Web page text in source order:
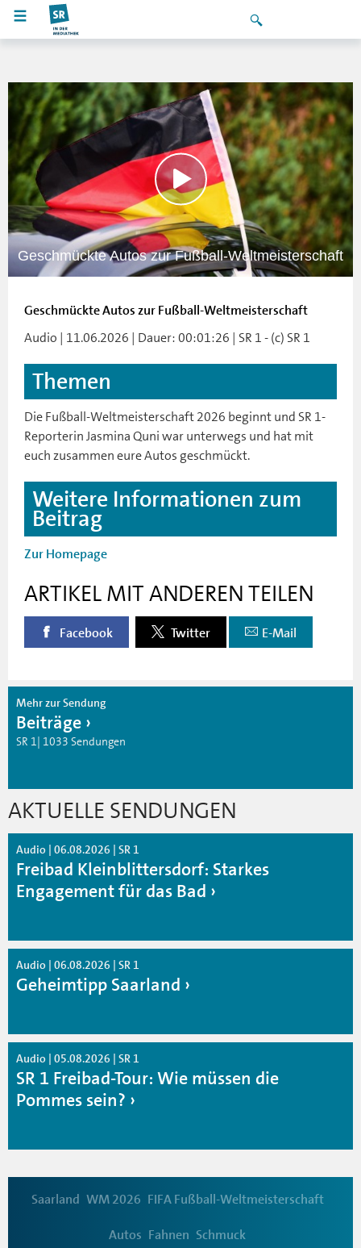
Geschmückte Autos zur Fußball-Weltmeisterschaft
Geschmückte Autos zur Fußball-Weltmeisterschaft
Audio | 11.06.2026 | Dauer: 00:01:26 | SR 1 - (c) SR 1
Themen
Die Fußball-Weltmeisterschaft 2026 beginnt und SR 1-
Reporterin Jasmina Quni war unterwegs und hat mit
euch zusammen eure Autos geschmückt.
Weitere Informationen zum
Beitrag
Zur Homepage
ARTIKEL MIT ANDEREN TEILEN
Facebook Twitter E-Mail
Mehr zur Sendung
Beiträge
SR 1| 1033 Sendungen
AKTUELLE SENDUNGEN
Audio | 06.08.2026 | SR 1
Freibad Kleinblittersdorf: Starkes
Engagement für das Bad
Audio | 06.08.2026 | SR 1
Geheimtipp Saarland
Audio | 05.08.2026 | SR 1
SR 1 Freibad-Tour: Wie müssen die
Pommes sein?
Saarland WM 2026 FIFA Fußball-Weltmeisterschaft
Autos Fahnen Schmuck